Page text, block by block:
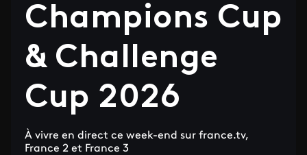
Champions Cup
& Challenge
Cup 2026
À vivre en direct ce week-end sur france.tv,
France 2 et France 3